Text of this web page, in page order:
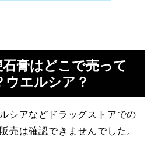
膏はどこで売って
ウエルシア？
シアなどドラッグストアでの
売は確認できませんでした。